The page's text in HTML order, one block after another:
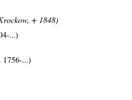
+ 1848)
...)
1756-...)